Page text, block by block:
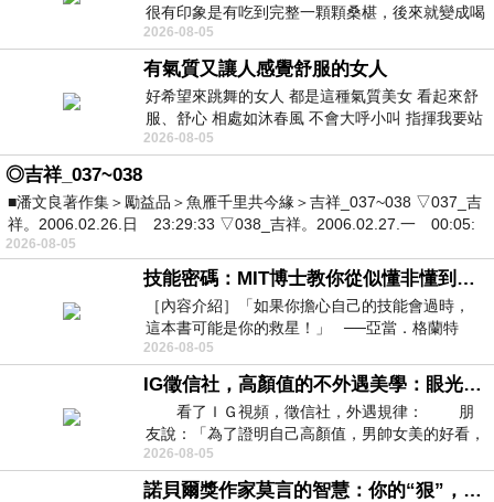
很有印象是有吃到完整一顆顆桑椹，後來就變成喝
桑椹汁。 現在是連喝都沒喝
2026-08-05
有氣質又讓人感覺舒服的女人
好希望來跳舞的女人 都是這種氣質美女 看起來舒
服、舒心 相處如沐春風 不會大呼小叫 指揮我要站
哪個位子 妳老幾？？
2026-08-05
◎吉祥_037~038
■潘文良著作集＞勵益品＞魚雁千里共今緣＞吉祥_037~038 ▽037_吉
祥。2006.02.26.日 23:29:33 ▽038_吉祥。2006.02.27.一 00:05:
2026-08-05
技能密碼：MIT博士教你從似懂非懂到穩定輸出，把專業變事業的職能升級攻略 /麥特．比恩(容錯)
［內容介紹］「如果你擔心自己的技能會過時，
這本書可能是你的救星！」 ──亞當．格蘭特
（Adam Grant），《
2026-08-05
IG徵信社，高顏值的不外遇美學：眼光太高也是一種防禦，為了證明我長得好看，我決定一輩子不外遇！
看了ＩＧ視頻，徵信社，外遇規律： 朋
友說：「為了證明自己高顏值，男帥女美的好看，
且眼光高，我決定一輩子不外遇。」
2026-08-05
諾貝爾獎作家莫言的智慧：你的“狠”，才是最好的自我保護